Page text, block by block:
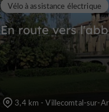
En route vers
Vélo à assistance électrique
3,4 km - Villecomtal-sur-